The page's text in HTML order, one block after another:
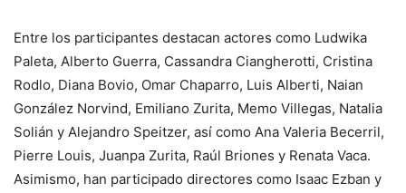
Entre los participantes destacan actores como Ludwika
Paleta, Alberto Guerra, Cassandra Ciangherotti, Cristina
Rodlo, Diana Bovio, Omar Chaparro, Luis Alberti, Naian
González Norvind, Emiliano Zurita, Memo Villegas, Natalia
Solián y Alejandro Speitzer, así como Ana Valeria Becerril,
Pierre Louis, Juanpa Zurita, Raúl Briones y Renata Vaca.
Asimismo, han participado directores como Isaac Ezban y